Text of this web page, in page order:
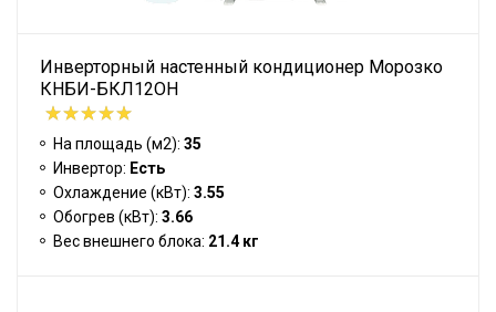
Инверторный настенный кондиционер Морозко
КНБИ-БКЛ12ОН
На площадь (м2): 35
Инвертор: Есть
Охлаждение (кВт): 3.55
Обогрев (кВт): 3.66
Вес внешнего блока: 21.4 кг